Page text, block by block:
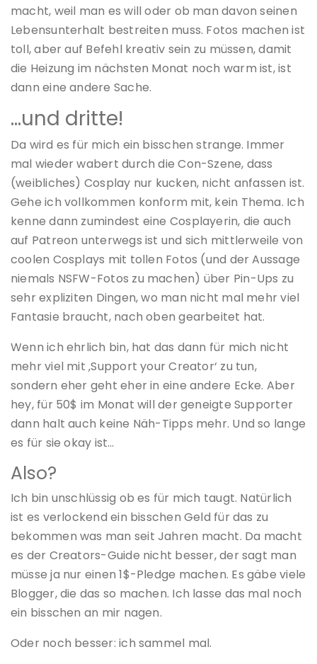
macht, weil man es will oder ob man davon seinen
Lebensunterhalt bestreiten muss. Fotos machen ist
toll, aber auf Befehl kreativ sein zu müssen, damit
die Heizung im nächsten Monat noch warm ist, ist
dann eine andere Sache.
…und dritte!
Da wird es für mich ein bisschen strange. Immer
mal wieder wabert durch die Con-Szene, dass
(weibliches) Cosplay nur kucken, nicht anfassen ist.
Gehe ich vollkommen konform mit, kein Thema. Ich
kenne dann zumindest eine Cosplayerin, die auch
auf Patreon unterwegs ist und sich mittlerweile von
coolen Cosplays mit tollen Fotos (und der Aussage
niemals NSFW-Fotos zu machen) über Pin-Ups zu
sehr expliziten Dingen, wo man nicht mal mehr viel
Fantasie braucht, nach oben gearbeitet hat.
Wenn ich ehrlich bin, hat das dann für mich nicht
mehr viel mit ‚Support your Creator‘ zu tun,
sondern eher geht eher in eine andere Ecke. Aber
hey, für 50$ im Monat will der geneigte Supporter
dann halt auch keine Näh-Tipps mehr. Und so lange
es für sie okay ist…
Also?
Ich bin unschlüssig ob es für mich taugt. Natürlich
ist es verlockend ein bisschen Geld für das zu
bekommen was man seit Jahren macht. Da macht
es der Creators-Guide nicht besser, der sagt man
müsse ja nur einen 1$-Pledge machen. Es gäbe viele
Blogger, die das so machen. Ich lasse das mal noch
ein bisschen an mir nagen.
Oder noch besser: ich sammel mal.